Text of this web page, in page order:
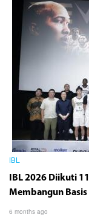
IBL
IBL 2026 Diikuti
Membangun
6 months ago